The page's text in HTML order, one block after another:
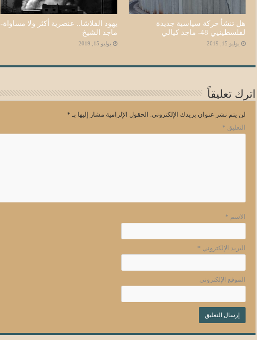
هل تنشأ حركة سياسية جديدة
لفلسطينيي 48- ماجد كيالي
يوليو 15, 2019
يهود الفلاشا.. عنصرية أكثر ولا مساواة-
ماجد الشيخ
يوليو 15, 2019
اترك تعليقاً
لن يتم نشر عنوان بريدك الإلكتروني. الحقول الإلزامية مشار إليها بـ *
التعليق *
الاسم *
البريد الإلكتروني *
الموقع الإلكتروني